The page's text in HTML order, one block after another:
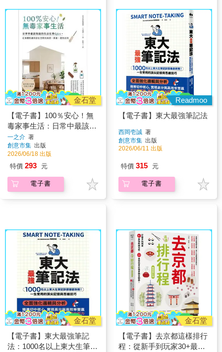
金石堂
【電子書】100％安心！無
毒家事生活：日常中最該知
道的生活化學Q＆A，從身
體肌膚到居住空間的清潔、
保養、選物法則
一之介 著
創意市集 出版
2026/06/18 出版
特價 293 元
電子書
Readmoo
【電子書】東大最強筆記法
西岡壱誠 著
創意市集 出版
2026/06/11 出版
特價 315 元
電子書
金石堂
【電子書】東大最強筆記
法：1000名以上東大生筆記
金石堂
【電子書】去京都這樣排行
程：從新手到玩家30+最強